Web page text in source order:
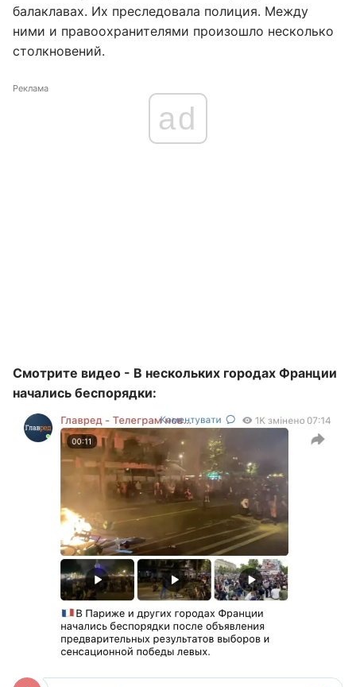
балаклавах. Их преследовала полиция. Между
ними и правоохранителями произошло несколько
столкновений.
Реклама
ad
Смотрите видео - В нескольких городах Франции
начались беспорядки: